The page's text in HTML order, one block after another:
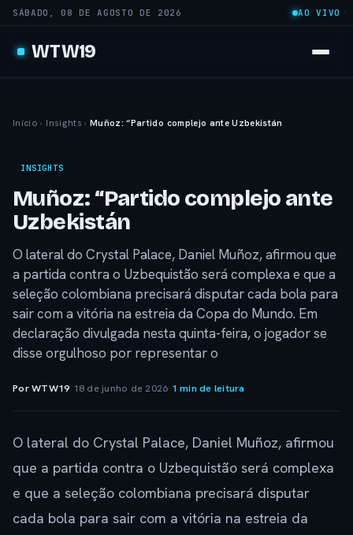
SÁBADO, 08 DE AGOSTO DE 2026 AO VIVO
WTW19
Início › Insights › Muñoz: “Partido complejo ante Uzbekistán
INSIGHTS
Muñoz: “Partido complejo ante
Uzbekistán
O lateral do Crystal Palace, Daniel Muñoz, afirmou que
a partida contra o Uzbequistão será complexa e que a
seleção colombiana precisará disputar cada bola para
sair com a vitória na estreia da Copa do Mundo. Em
declaração divulgada nesta quinta-feira, o jogador se
disse orgulhoso por representar o
Por WTW19· 18 de junho de 2026· 1 min de leitura
O lateral do Crystal Palace, Daniel Muñoz, afirmou
que a partida contra o Uzbequistão será complexa
e que a seleção colombiana precisará disputar
cada bola para sair com a vitória na estreia da